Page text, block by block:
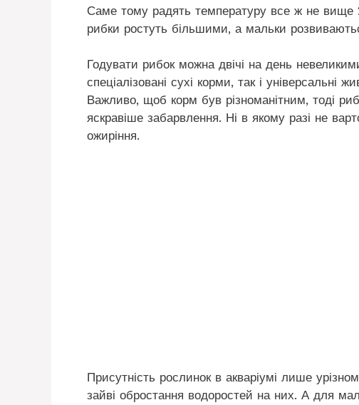
Саме тому радять температуру все ж не вище
рибки ростуть більшими, а мальки
Годувати рибок можна двічі на день
спеціалізовані сухі корми, так і універсальні
Важливо, щоб корм був різноманітним, тоді
яскравіше забарвлення. Ні в якому разі не
ожиріння.
Присутність рослинок в акваріумі лише
зайві обростання водоростей на них. А для